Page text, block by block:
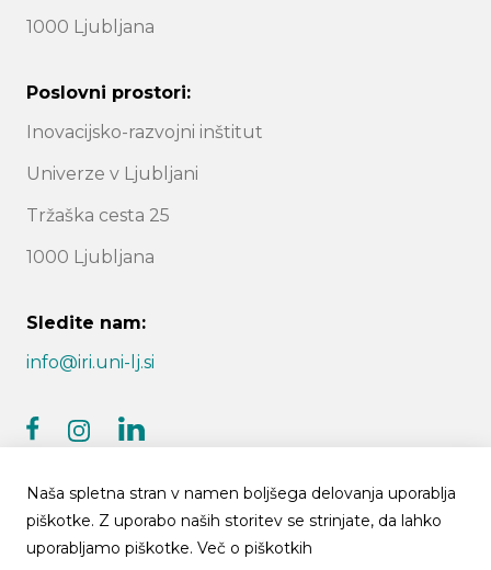
1000 Ljubljana
Poslovni prostori:
Inovacijsko-razvojni inštitut
Univerze v Ljubljani
Tržaška cesta 25
1000 Ljubljana
Sledite nam:
info@iri.uni-lj.si
facebookinstagram
linkedin
Naša spletna stran v namen boljšega delovanja uporablja
piškotke. Z uporabo naših storitev se strinjate, da lahko
uporabljamo piškotke. Več o piškotkih